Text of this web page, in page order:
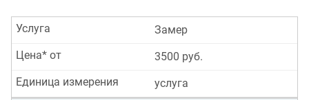
Замер
Услуга
3500 руб.
Цена* от
услуга
Единица измерения